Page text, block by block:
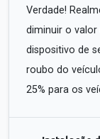
Verdade!
diminuir o valor
dispositivo de
roubo do
25% para os